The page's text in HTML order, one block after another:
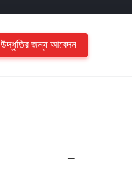
উদ্ধৃতির জন্য আবেদন